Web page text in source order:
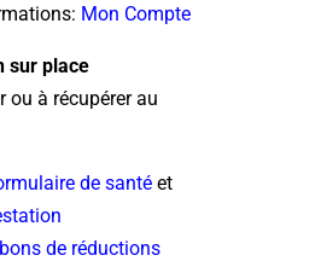
Mon Compte
sur place
ou à récupérer au
de santé et
de réductions